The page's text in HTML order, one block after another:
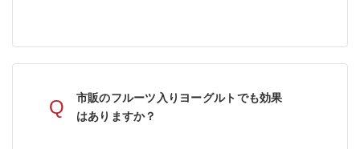
Q
市販のフルーツ入りヨーグルトでも効果
はありますか？